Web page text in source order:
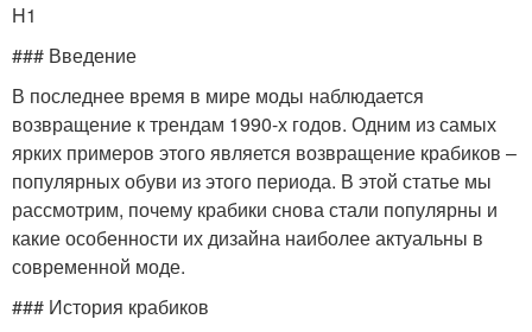
H1
### Введение
В последнее время в мире моды наблюдается
возвращение к трендам 1990-х годов. Одним из самых
ярких примеров этого является возвращение крабиков –
популярных обуви из этого периода. В этой статье мы
рассмотрим, почему крабики снова стали популярны и
какие особенности их дизайна наиболее актуальны в
современной моде.
### История крабиков